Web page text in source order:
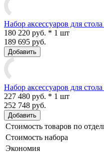
Набор аксессуаров для
180 220 руб. * 1 шт
189 695 руб.
Добавить
Набор аксессуаров для
227 480 руб. * 1 шт
252 748 руб.
Добавить
Стоимость товаров по
Стоимость набора
Экономия